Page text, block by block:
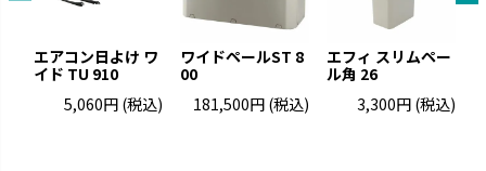
エアコン日よけ ワ
イド TU 910
5,060円 (税込)
ワイドペールST 8
00
181,500円 (税込)
エフィ スリムペー
ル角 26
3,300円 (税込)